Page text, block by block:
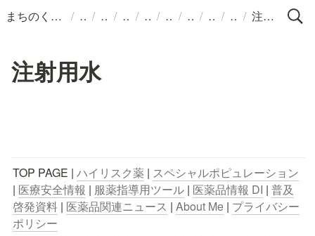
まちのくすりばこ / / / / / / / / / 注射用水
注射用水
TOP PAGE | ハイリスク薬 | スペシャルポピュレーション
| 医療安全情報 | 服薬指導用ツール | 医薬品情報 DI | 普及
啓発資料 | 医薬品関連ニュース | About Me | プライバシー
ポリシー